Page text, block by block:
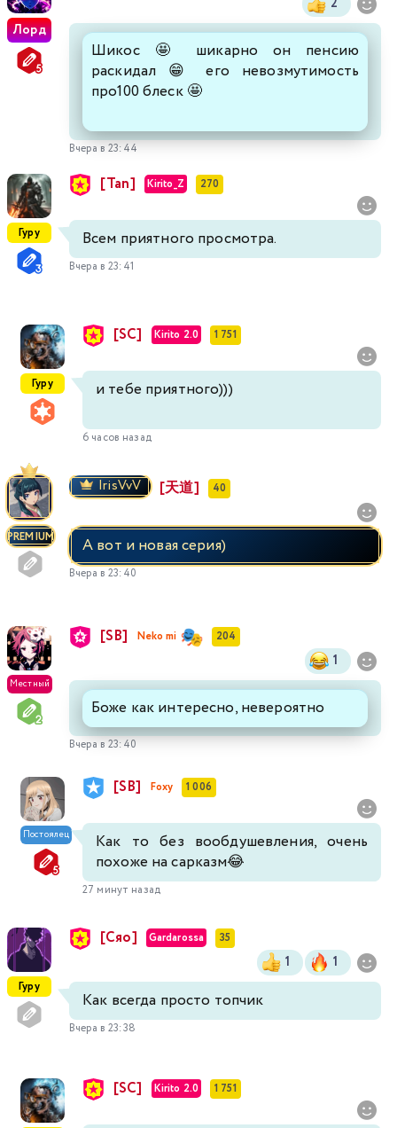
Лорд
Шикос 🤩 шикарно он пенсию
раскидал 😁 его невозмутимость
про100 блеск 🤩
Вчера в 23:44
Гуру
[Tan] Kirito_Z 270
Всем приятного просмотра.
Вчера в 23:41
Гуру
[SC] Kirito 2.0 1 751
и тебе приятного)))
6 часов назад
PREMIUM
IrisVvV [天道] 40
А вот и новая серия)
Вчера в 23:40
Местный
[SB] Neko mi 204
1
Боже как интересно, невероятно
Вчера в 23:40
Постоялец
[SB] Foxy 1 006
Как то без вообдушевления, очень
похоже на сарказм😂
27 минут назад
Гуру
[Сяо] Gardarossa 35
1 1
Как всегда просто топчик
Вчера в 23:38
[SC] Kirito 2.0 1 751